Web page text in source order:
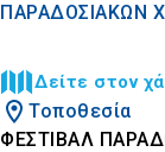
ΠΑΡΑΔΟΣΙΑΚΩΝ
Δείτε στον
Τοποθεσία
ΦΕΣΤΙΒΑΛ